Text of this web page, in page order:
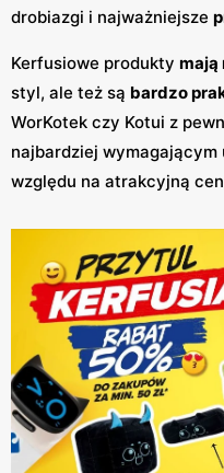
drobiazgi i najważniejsze
Kerfusiowe produkty mają
styl, ale też są bardzo
WorKotek czy Kotui z
najbardziej wymagającym
względu na atrakcyjną